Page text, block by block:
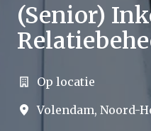
(Senior)
Op locatie
Volendam, Noord-